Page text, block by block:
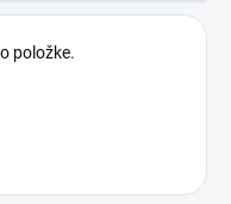
položke.